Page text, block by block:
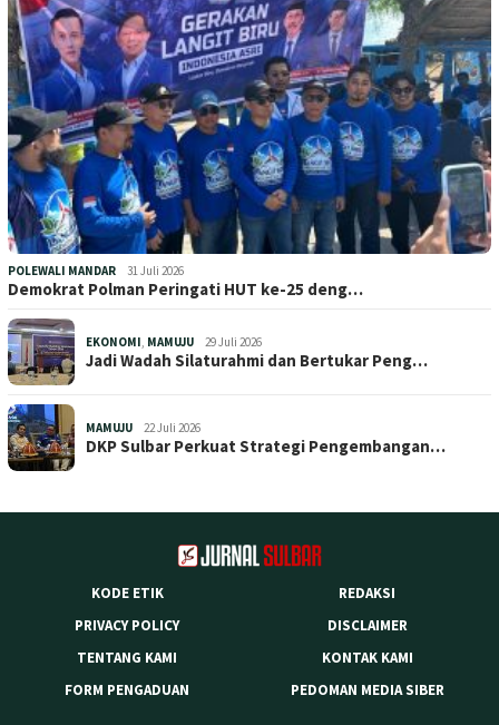
POLEWALI MANDAR 31 Juli 2026
Demokrat Polman Peringati HUT ke-25 deng…
EKONOMI, MAMUJU 29 Juli 2026
Jadi Wadah Silaturahmi dan Bertukar Peng…
MAMUJU 22 Juli 2026
DKP Sulbar Perkuat Strategi Pengembangan…
KODE ETIK
REDAKSI
PRIVACY POLICY
DISCLAIMER
TENTANG KAMI
KONTAK KAMI
FORM PENGADUAN
PEDOMAN MEDIA SIBER